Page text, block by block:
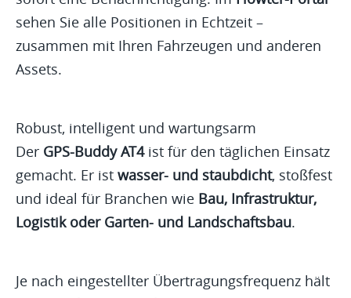
sehen Sie alle Positionen in Echtzeit –
zusammen mit Ihren Fahrzeugen und anderen
Assets.
Robust, intelligent und wartungsarm
Der GPS-Buddy AT4ist für den täglichen Einsatz
gemacht. Er ist wasser- und staubdicht, stoßfest
und ideal für Branchen wie Bau, Infrastruktur,
Logistik oder Garten- und Landschaftsbau.
Je nach eingestellter Übertragungsfrequenz hält